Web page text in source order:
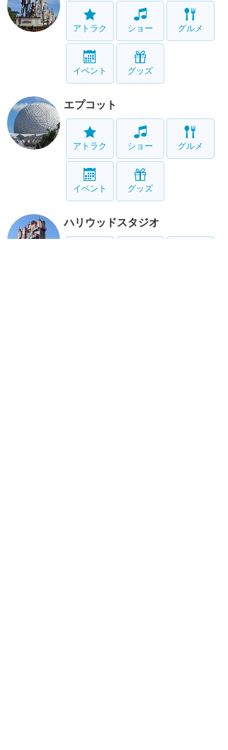
アトラク ショー グルメ
イベント グッズ
エプコット
アトラク ショー グルメ
イベント グッズ
ハリウッドスタジオ